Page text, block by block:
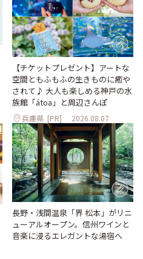
【チケットプレゼント】アートな
空間ともふもふの生きものに癒や
されて♪ 大人も楽しめる神戸の水
族館「átoa」と周辺さんぽ
兵庫県 [PR] 2026.08.07
長野・浅間温泉「界 松本」がリニ
ューアルオープン。信州ワインと
音楽に浸るエレガントな湯宿へ